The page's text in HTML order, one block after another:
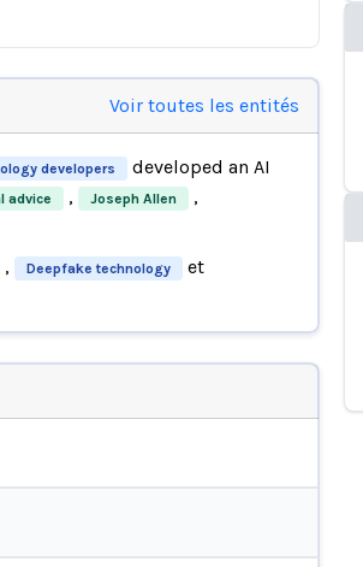
Voir toutes les entités
developers
developed an AI
advice , Joseph Allen ,
, Deepfake technology et